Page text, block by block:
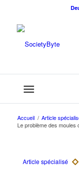
Accueil / Article
Le problème des moules